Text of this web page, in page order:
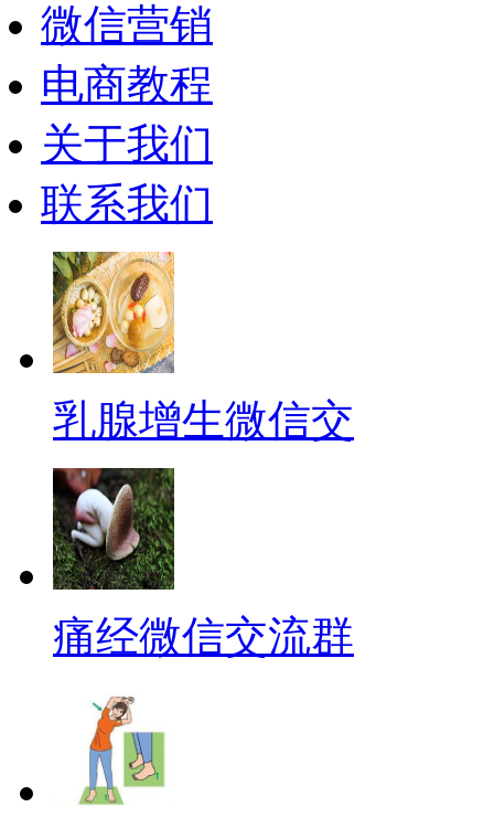
微信营销
电商教程
关于我们
联系我们
乳腺增生微信交
痛经微信交流群